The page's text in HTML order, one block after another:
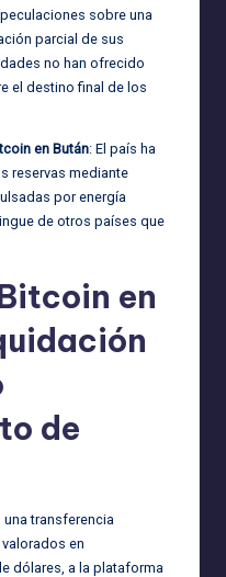
sobre una
parcial de sus
no han ofrecido
el destino final de los
en Bután: El país ha
reservas mediante
por energía
de otros países que
en
de
transferencia
en
dólares, a la plataforma